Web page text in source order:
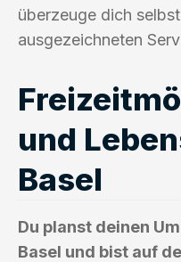
überzeuge dich
ausgezeichneten
und
Basel
Du planst deinen
Basel und bist auf